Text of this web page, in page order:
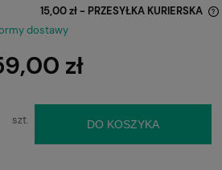
15,00 zł - PRZESYŁKA KURIERSKA
płatności
dostawy
zł
szt. DO KOSZYKA